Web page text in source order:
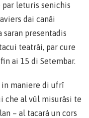
leturis senichis
dai canâi
presentadis
teatrâi, par cure
ai 15 di Setembar.
in maniere di ufrî
che al vûl misurâsi te
– al tacarà un cors